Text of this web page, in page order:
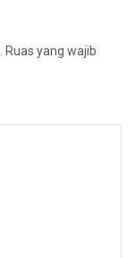
Ruas yang wajib